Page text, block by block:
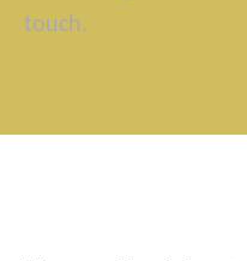
touch.